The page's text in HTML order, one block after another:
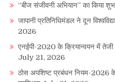
“बीज संजीवनी अभियान” का किया
जापानी प्रतिनिधिमंडल ने दून
2026
एनईपी-2020 के क्रियान्वयन में तेजी
July 21, 2026
ठोस अपशिष्ट प्रबंधन नियम-2026 के